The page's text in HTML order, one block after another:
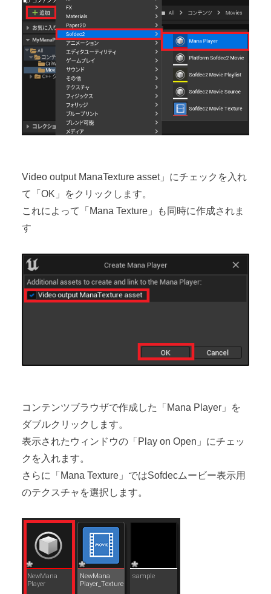
Video output ManaTexture asset」にチェックを入れ
て「OK」をクリックします。
これによって「Mana Texture」も同時に作成されま
す
コンテンツブラウザで作成した「Mana Player」を
ダブルクリックします。
表示されたウィンドウの「Play on Open」にチェッ
クを入れます。
さらに「Mana Texture」ではSofdecムービー表示用
のテクスチャを選択します。